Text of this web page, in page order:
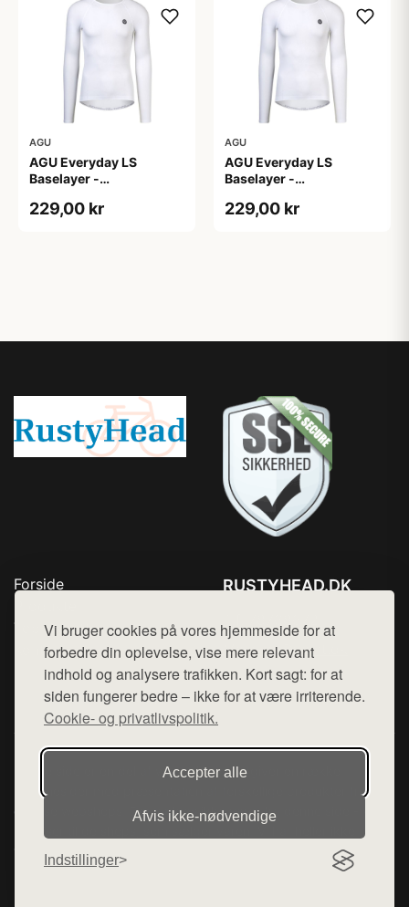
Vi bruger cookies på vores hjemmeside for at
forbedre din oplevelse, vise mere relevant
indhold og analysere trafikken. Kort sagt: for at
siden fungerer bedre – ikke for at være irriterende.
Cookie- og privatlivspolitik.
Accepter alle
Afvis ikke‑nødvendige
Indstillinger
AGU
AGU Everyday LS
Baselayer -
Ærmer - Herre - Hvid -
229,00 kr
AGU
AGU Everyday LS
Baselayer -
Ærmer - Herre - Hvid
229,00 kr
Forside
Top Rabatter
Kontakt
RUSTYHEAD.DK
Mail: hej@want.dk
Cookie- og privatlivspolitik
Denne side er en del af want.dk, der udgiver en række
hjemmesider med præsentation af forskellige produkter fra
diverse webshops. Der sælges ikke varer fra denne side - vi
varerne på lager.